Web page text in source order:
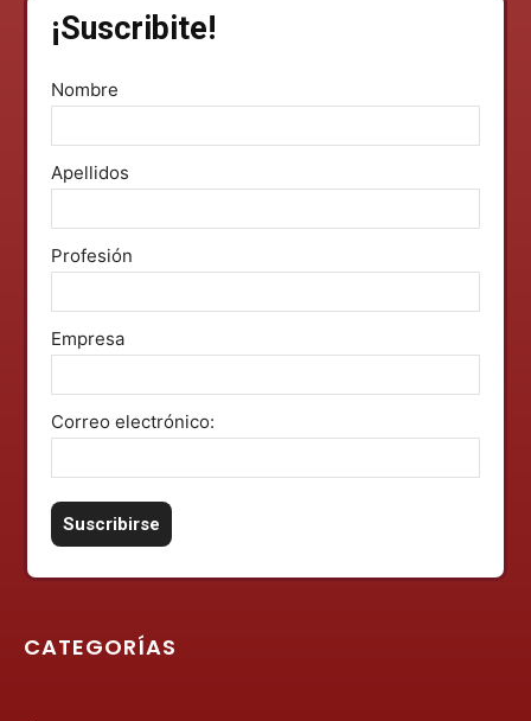
¡Suscribite!
Nombre
Apellidos
Profesión
Empresa
Correo electrónico:
CATEGORÍAS